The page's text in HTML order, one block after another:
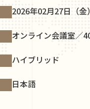
2026年02月27日（
オンライン会議室／
ハイブリッド
日本語